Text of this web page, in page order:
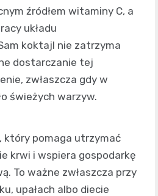
źródłem witaminy C, a
układu
koktajl nie zatrzyma
dostarczanie tej
zwłaszcza gdy w
świeżych warzyw.
który pomaga utrzymać
krwi i wspiera gospodarkę
To ważne zwłaszcza przy
upałach albo diecie